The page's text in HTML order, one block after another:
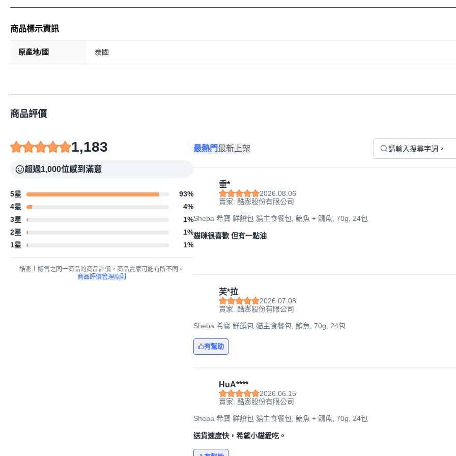
商品標示資訊
原產地/國 泰國
商品評價
1,183
超過1,000位感到滿意
5星 93%
4星
4%
3星
1%
2星
1%
1星
1%
酷澎上販售之同一商品的商品評價，商品賣家可能有所不同。
商品評價管理原則
最熱門最新上架
垂*
2026.08.06
賣家: 酷澎股份有限公司
Sheba 希寶 鮮饌包 貓主食餐包, 鮪魚 + 鯖魚, 70g, 24包
貓咪很喜歡 但有一點油
芙*拉
2026.07.08
賣家: 酷澎股份有限公司
Sheba 希寶 鮮饌包 貓主食餐包, 鮪魚, 70g, 24包
有幫助
HuA****
2026.06.15
賣家: 酷澎股份有限公司
Sheba 希寶 鮮饌包 貓主食餐包, 鮪魚 + 鯖魚, 70g, 24包
送貨速度快，希望小貓愛吃。